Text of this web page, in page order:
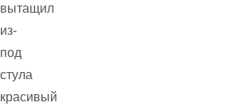
вытащил
из-
под
стула
красивый